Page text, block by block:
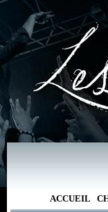
ACCUEIL